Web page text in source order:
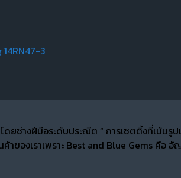
3
างฝีมือระดับประณีต “ การเซตติ้งที่เน้นรู
าของเราเพราะ Best and Blue Gems คื